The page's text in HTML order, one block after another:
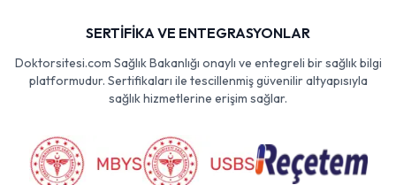
SERTİFİKA VE ENTEGRASYONLAR
Doktorsitesi.com Sağlık Bakanlığı onaylı ve entegreli bir sağlık bilgi
platformudur. Sertifikaları ile tescillenmiş güvenilir altyapısıyla
sağlık hizmetlerine erişim sağlar.